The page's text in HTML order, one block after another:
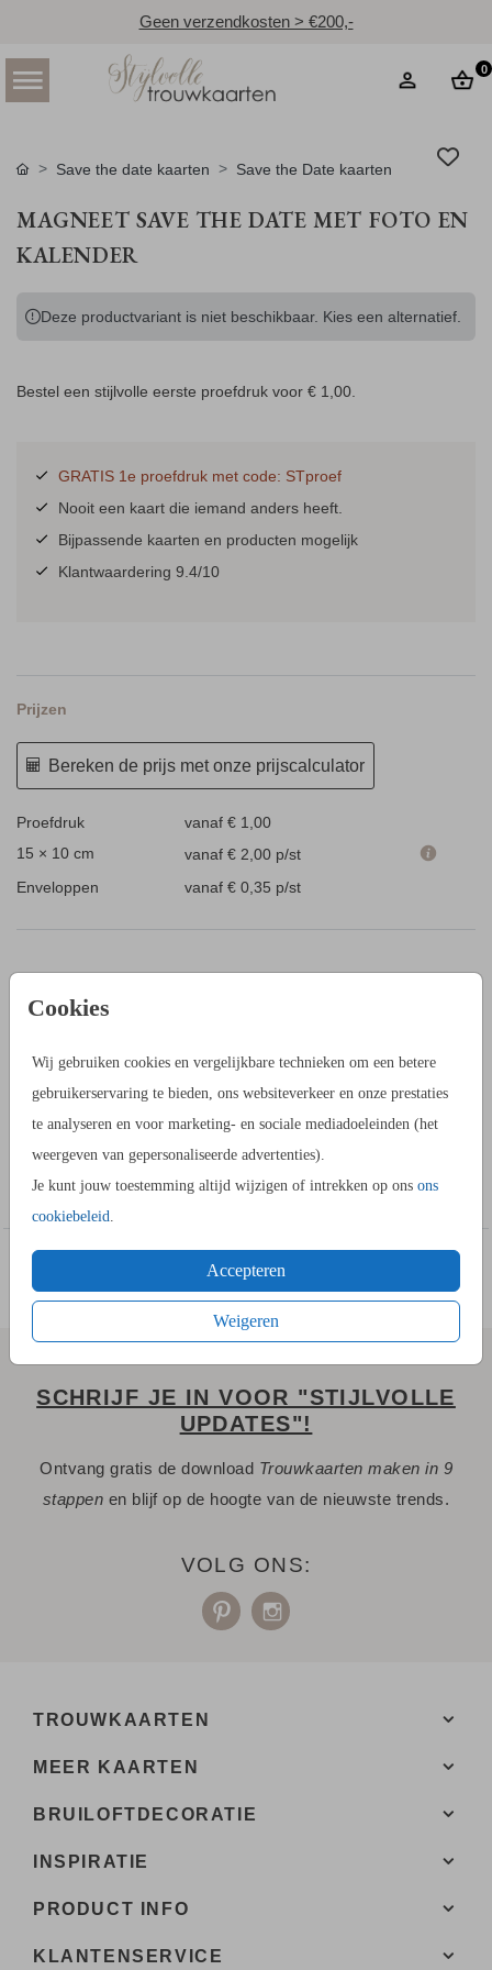
Geen verzendkosten > €200,-
0
Cookies
Wij gebruiken cookies en vergelijkbare technieken om een betere
gebruikerservaring te bieden, ons websiteverkeer en onze prestaties
te analyseren en voor marketing- en sociale mediadoeleinden (het
weergeven van gepersonaliseerde advertenties).
Je kunt jouw toestemming altijd wijzigen of intrekken op ons ons
cookiebeleid.
Accepteren
Weigeren
Save the date kaarten Save the Date kaarten
MAGNEET SAVE THE DATE MET FOTO EN
KALENDER
Deze productvariant is niet beschikbaar. Kies een alternatief.
Bestel een stijlvolle eerste proefdruk voor € 1,00.
GRATIS 1e proefdruk met code: STproef
Nooit een kaart die iemand anders heeft.
Bijpassende kaarten en producten mogelijk
Klantwaardering 9.4/10
Prijzen
Bereken de prijs met onze prijscalculator
Proefdruk
vanaf € 1,00
15 × 10 cm
vanaf € 2,00 p/st
Enveloppen
vanaf € 0,35 p/st
Bestel een magneet Save the Date om jullie trouwdatum
bekend te maken bij familie en vrienden. Een Save the Date
magneetstrip is een kaart met magnetische achtergrond. Dit is
een Save the Date met foto en kalender om de datum aan te
kruisen. Je upload in de editor eenvoudig jullie mooiste foto.
Toon meer
SCHRIJF JE IN VOOR "STIJLVOLLE
UPDATES"!
Ontvang gratis de download Trouwkaarten maken in 9
stappen en blijf op de hoogte van de nieuwste trends.
VOLG ONS:
TROUWKAARTEN
MEER KAARTEN
BRUILOFTDECORATIE
INSPIRATIE
PRODUCT INFO
KLANTENSERVICE